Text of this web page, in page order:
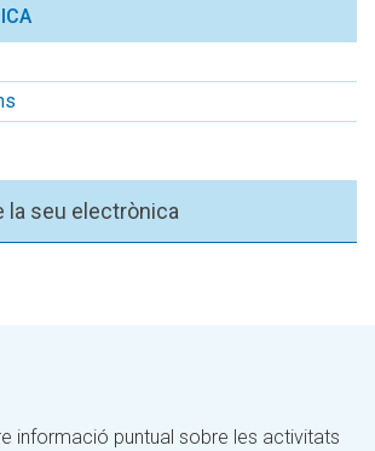
la seu electrònica
informació puntual sobre les activitats